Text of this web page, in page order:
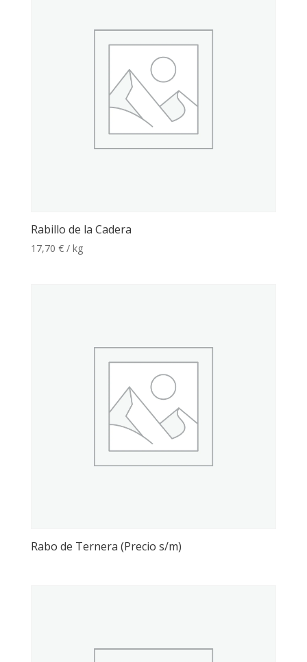
Rabillo de la Cadera
17,70 € / kg
Rabo de Ternera (Precio s/m)